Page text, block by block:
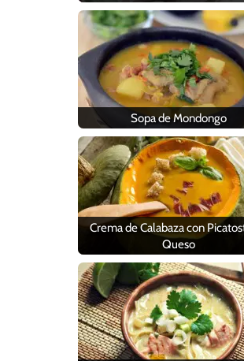
Sopa de Mondongo
Crema de Calabaza con
Queso